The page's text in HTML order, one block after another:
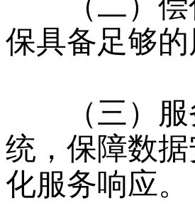
保具备足够
（三）服务
统，保障数
化服务响应。